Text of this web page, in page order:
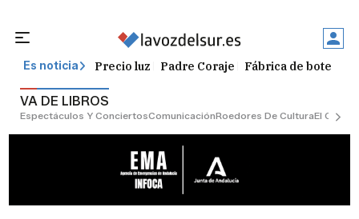
Es noticia Precio luz Padre Coraje Fábrica de botellas
VA DE LIBROS
Espectáculos Y ConciertosComunicaciónRoedores De CulturaEl Censo